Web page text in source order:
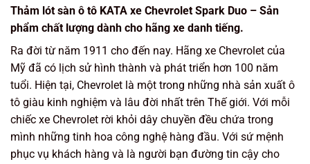
Thảm lót sàn ô tô KATA xe Chevrolet Spark Duo – Sản
phẩm chất lượng dành cho hãng xe danh tiếng.
Ra đời từ năm 1911 cho đến nay. Hãng xe Chevrolet của
Mỹ đã có lịch sử hình thành và phát triển hơn 100 năm
tuổi. Hiện tại, Chevrolet là một trong những nhà sản xuất ô
tô giàu kinh nghiệm và lâu đời nhất trên Thế giới. Với mỗi
chiếc xe Chevrolet rời khỏi dây chuyền đều chứa trong
mình những tinh hoa công nghệ hàng đầu. Với sứ mệnh
phục vụ khách hàng và là người bạn đường tin cậy cho